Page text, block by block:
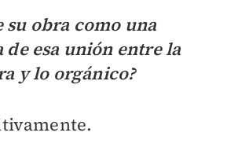
su obra como una
de esa unión entre la
y lo orgánico?